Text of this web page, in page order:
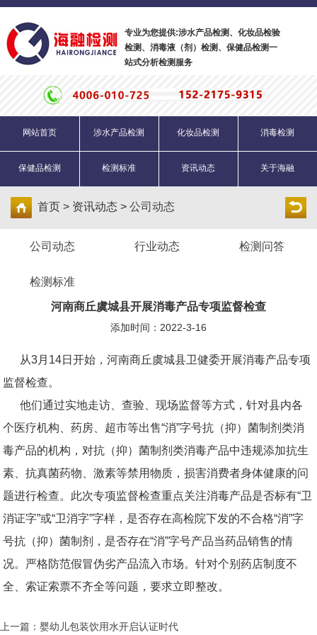
专业为您提供:涉水产品检测、化妆品检验
检测、消毒液（剂）检测、保健品检测一
站式分析检测服务
网站首页 涉水产品检测 化妆品检测 消毒检测
保健品检测 检测标准 资讯动态 关于海融
首页 > 资讯动态 > 公司动态
公司动态 行业动态 检测问答
检测标准
河南商丘虞城县开展消毒产品专项监督检查
添加时间：2022-3-16
从3月14日开始，河南商丘虞城县卫健委开展消毒产品专项
监督检查。
他们通过实地走访、查验、现场监督等方式，针对县内各
个医疗机构、药房、超市等出售“消”字号抗（抑）菌制剂类消
毒产品的机构，对抗（抑）菌制剂类消毒产品中违规添加抗生
素、抗真菌药物、激素等禁用物质，损害消费者身体健康的问
题进行检查。此次专项监督检查重点关注消毒产品是否标有“卫
消证字”或“卫消字”字样，是否存在高检院下发的不合格“消”字
号抗（抑）菌制剂，是否存在“消”字号产品当药品销售的情
况。严格防范假冒伪劣产品流入市场。针对个别药店制度不
全、索证索票不齐全等问题，要求立即整改。
上一篇：婴幼儿包装饮用水开启认证时代